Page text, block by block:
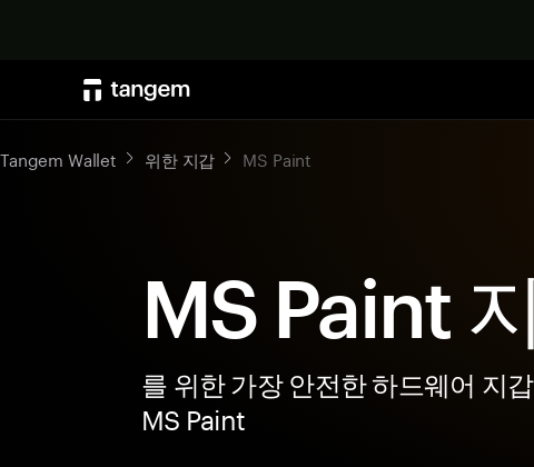
Tangem Wallet 위한 지갑 MS Paint
MS Paint
를 위한 가장 안전한 하드웨어 지갑
MS Paint